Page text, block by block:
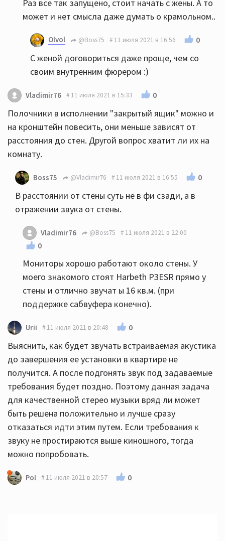
Раз все так запущено, стоит начать с жены. А то
может и нет смысла даже думать о крамольном..
Olvol @Boss75 11 июля 2021 в 16:56 0
С женой договориться даже проще, чем со
своим внутренним фюрером :)
Vladimir76 11 июля 2021 в 15:33 0
Полочники в исполнении "закрытый ящик" можно и
на кронштейн повесить, они меньше зависят от
расстояния до стен. Другой вопрос хватит ли их на
комнату.
Boss75 @Vladimir76 11 июля 2021 в 16:55 0
В расстоянии от стены суть не в фи сзади, а в
отражении звука от стены.
Vladimir76 @Boss75 11 июля 2021 в 22:00
0
Мониторы хорошо работают около стены. У
моего знакомого стоят Harbeth P3ESR прямо у
стены и отлично звучат ы 16 кв.м. (при
поддержке сабвуфера конечно).
Urii 11 июля 2021 в 20:48 0
Выяснить, как будет звучать встраиваемая акустика
до завершения ее установки в квартире не
получится. А после подгонять звук под задаваемые
требования будет поздно. Поэтому данная задача
для качественной стерео музыки вряд ли может
быть решена положительно и лучше сразу
отказаться идти этим путем. Если требования к
звуку не простираются выше киношного, тогда
можно попробовать.
Pol 11 июля 2021 в 20:57 0